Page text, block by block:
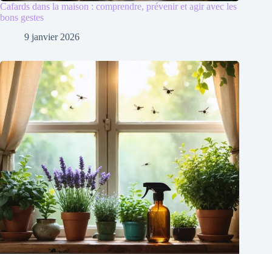
Cafards dans la maison : comprendre, prévenir et agir avec les
bons gestes
9 janvier 2026